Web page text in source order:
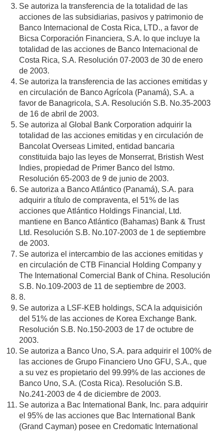
Se autoriza la transferencia de la totalidad de las
acciones de las subsidiarias, pasivos y patrimonio de
Banco Internacional de Costa Rica, LTD., a favor de
Bicsa Corporación Financiera, S.A. lo que incluye la
totalidad de las acciones de Banco Internacional de
Costa Rica, S.A. Resolución 07-2003 de 30 de enero
de 2003.
Se autoriza la transferencia de las acciones emitidas y
en circulación de Banco Agrícola (Panamá), S.A. a
favor de Banagricola, S.A. Resolución S.B. No.35-2003
de 16 de abril de 2003.
Se autoriza al Global Bank Corporation adquirir la
totalidad de las acciones emitidas y en circulación de
Bancolat Overseas Limited, entidad bancaria
constituida bajo las leyes de Monserrat, Bristish West
Indies, propiedad de Primer Banco del Istmo.
Resolución 65-2003 de 9 de junio de 2003.
Se autoriza a Banco Atlántico (Panamá), S.A. para
adquirir a título de compraventa, el 51% de las
acciones que Atlántico Holdings Financial, Ltd.
mantiene en Banco Atlántico (Bahamas) Bank & Trust
Ltd. Resolución S.B. No.107-2003 de 1 de septiembre
de 2003.
Se autoriza el intercambio de las acciones emitidas y
en circulación de CTB Financial Holding Company y
The International Comercial Bank of China. Resolución
S.B. No.109-2003 de 11 de septiembre de 2003.
8.
Se autoriza a LSF-KEB holdings, SCA la adquisición
del 51% de las acciones de Korea Exchange Bank.
Resolución S.B. No.150-2003 de 17 de octubre de
2003.
Se autoriza a Banco Uno, S.A. para adquirir el 100% de
las acciones de Grupo Financiero Uno GFU, S.A., que
a su vez es propietario del 99.99% de las acciones de
Banco Uno, S.A. (Costa Rica). Resolución S.B.
No.241-2003 de 4 de diciembre de 2003.
Se autoriza a Bac International Bank, Inc. para adquirir
el 95% de las acciones que Bac International Bank
(Grand Cayman) posee en Credomatic International